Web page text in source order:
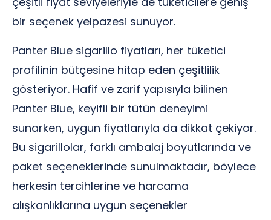
bir seçenek yelpazesi sunuyor.
Panter Blue sigarillo fiyatları, her tüketici
profilinin bütçesine hitap eden çeşitlilik
gösteriyor. Hafif ve zarif yapısıyla bilinen
Panter Blue, keyifli bir tütün deneyimi
sunarken, uygun fiyatlarıyla da dikkat çekiyor.
Bu sigarillolar, farklı ambalaj boyutlarında ve
paket seçeneklerinde sunulmaktadır, böylece
herkesin tercihlerine ve harcama
alışkanlıklarına uygun seçenekler